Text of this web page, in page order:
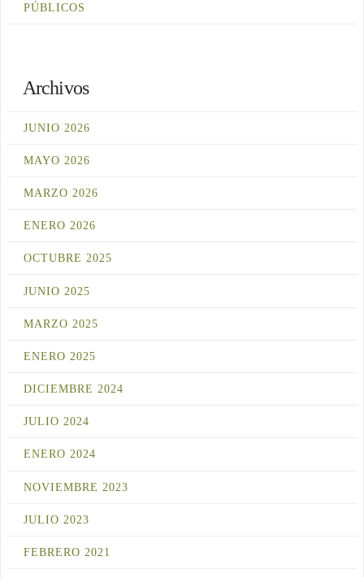
PÚBLICOS
Archivos
JUNIO 2026
MAYO 2026
MARZO 2026
ENERO 2026
OCTUBRE 2025
JUNIO 2025
MARZO 2025
ENERO 2025
DICIEMBRE 2024
JULIO 2024
ENERO 2024
NOVIEMBRE 2023
JULIO 2023
FEBRERO 2021